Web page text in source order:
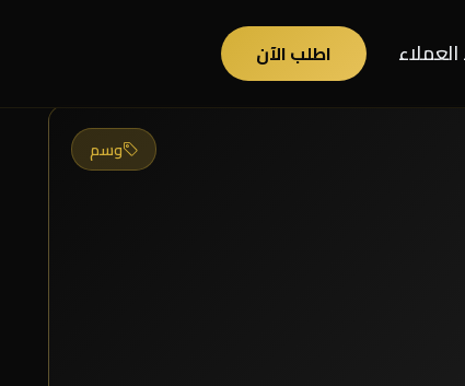
العملاء اطلب الآن
وسم